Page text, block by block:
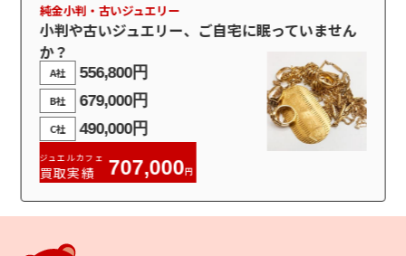
純金小判・古いジュエリー
小判や古いジュエリー、ご自宅に眠っていません
か？
A社 556,800円
B社 679,000円
C社 490,000円
ジュエルカフェ
買取実績 707,000 円